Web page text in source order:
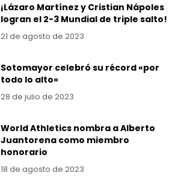
¡Lázaro Martínez y Cristian Nápoles
logran el 2-3 Mundial de triple salto!
21 de agosto de 2023
Sotomayor celebró su récord «por
todo lo alto»
28 de julio de 2023
World Athletics nombra a Alberto
Juantorena como miembro
honorario
18 de agosto de 2023